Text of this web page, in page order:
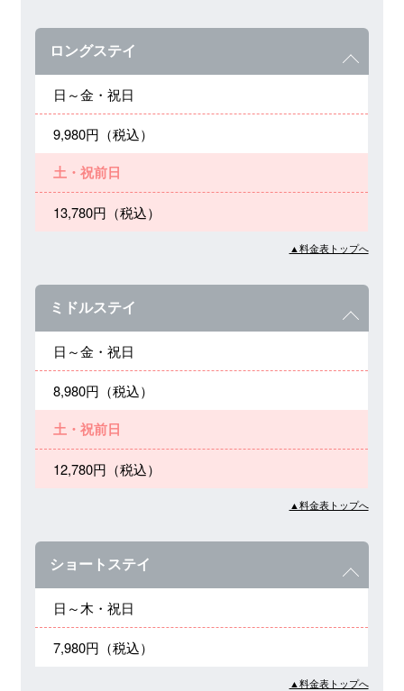
ロングステイ
日～金・祝日
9,980円（税込）
土・祝前日
13,780円（税込）
▲料金表トップへ
ミドルステイ
日～金・祝日
8,980円（税込）
土・祝前日
12,780円（税込）
▲料金表トップへ
ショートステイ
日～木・祝日
7,980円（税込）
▲料金表トップへ